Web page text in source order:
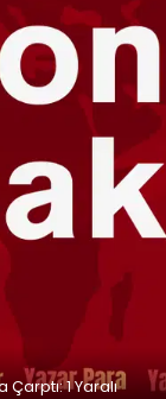
1 Yaralı